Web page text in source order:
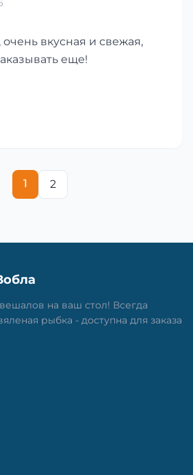
вкусная и свежая,
еще!
1 2
на ваш стол! Всегда
рыбка - доступна для заказа